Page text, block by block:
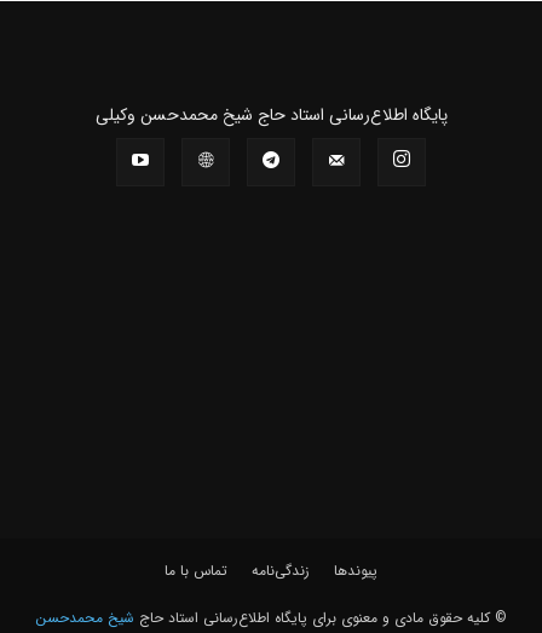
پايگاه اطلاع‌رسانی استاد حاج شیخ محمدحسن وکیلی
پیوندها زندگی‌نامه تماس با ما
© کلیه حقوق مادی و معنوی برای پايگاه اطلاع‌رسانی استاد حاج شیخ محمدحسن